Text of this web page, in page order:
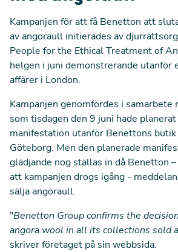
Kampanjen för att få Benetton att
av angoraull initierades av
People for the Ethical Treatment of
helgen i juni demonstrerande utanför
affärer i London.
Kampanjen genomfördes i samarbete
som tisdagen den 9 juni hade
manifestation utanför Benettons
Göteborg. Men den planerade
glädjande nog ställas in då Benetton
att kampanjen drogs igång -
sälja angoraull.
"Benetton Group confirms the
angora wool in all its collections sold
skriver företaget på sin webbsida.